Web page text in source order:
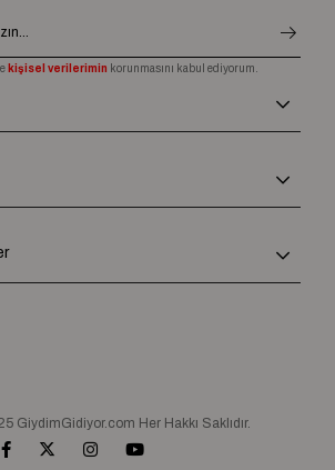
kişisel verilerimin korunmasını kabul ediyorum.
GiydimGidiyor.com Her Hakkı Saklıdır.